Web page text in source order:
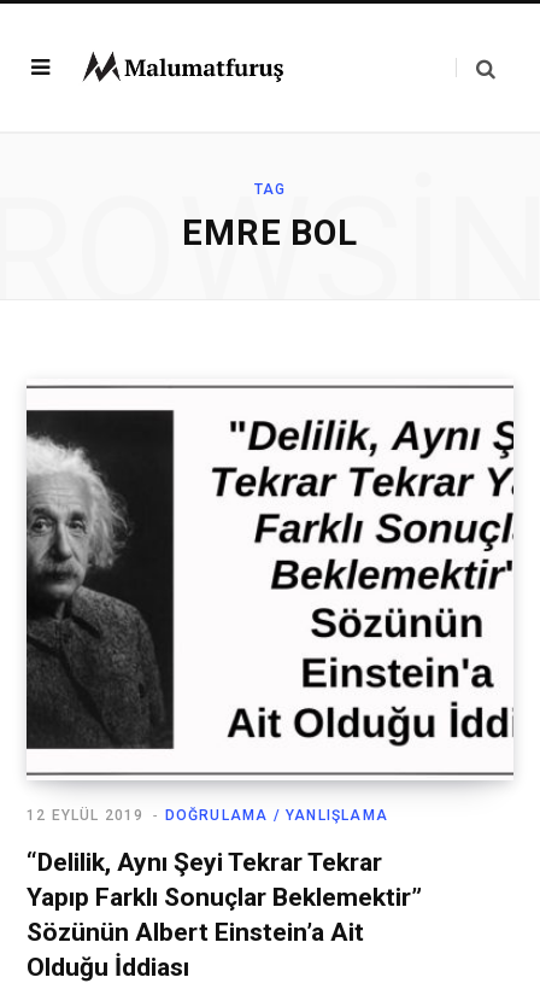
TAG
EMRE BOL
DOĞRULAMA / YANLIŞLAMA
12 EYLÜL 2019
“Delilik, Aynı Şeyi Tekrar Tekrar
Yapıp Farklı Sonuçlar Beklemektir”
Sözünün Albert Einstein’a Ait
Olduğu İddiası